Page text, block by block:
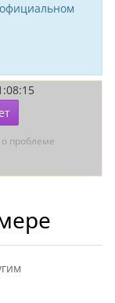
проблеме